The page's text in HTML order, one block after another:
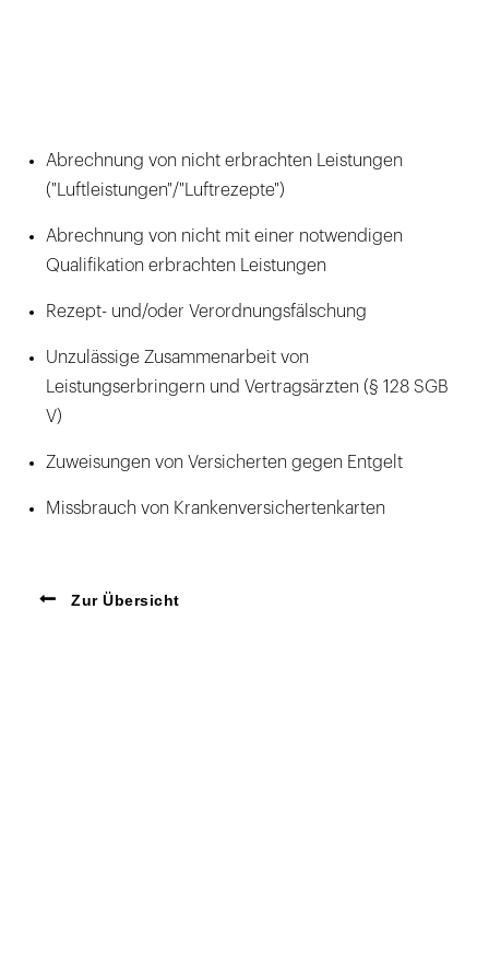
Abrechnung von nicht erbrachten Leistungen
("Luftleistungen"/"Luftrezepte")
Abrechnung von nicht mit einer notwendigen
Qualifikation erbrachten Leistungen
Rezept- und/oder Verordnungsfälschung
Unzulässige Zusammenarbeit von
Leistungserbringern und Vertragsärzten (§ 128 SGB
V)
Zuweisungen von Versicherten gegen Entgelt
Missbrauch von Krankenversichertenkarten
Zur Übersicht